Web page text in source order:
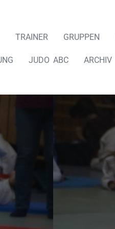
TRAINER GRUPPEN
JUDO ABC ARCHIV